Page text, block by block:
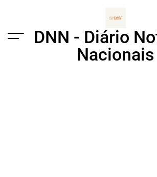
Menu
DNN - Diário
Nacionais